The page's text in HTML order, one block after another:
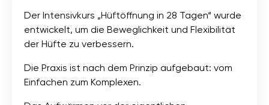
Der Intensivkurs „Hüftöffnung in 28 Tagen“ wurde
entwickelt, um die Beweglichkeit und Flexibilität
der Hüfte zu verbessern.
Die Praxis ist nach dem Prinzip aufgebaut: vom
Einfachen zum Komplexen.